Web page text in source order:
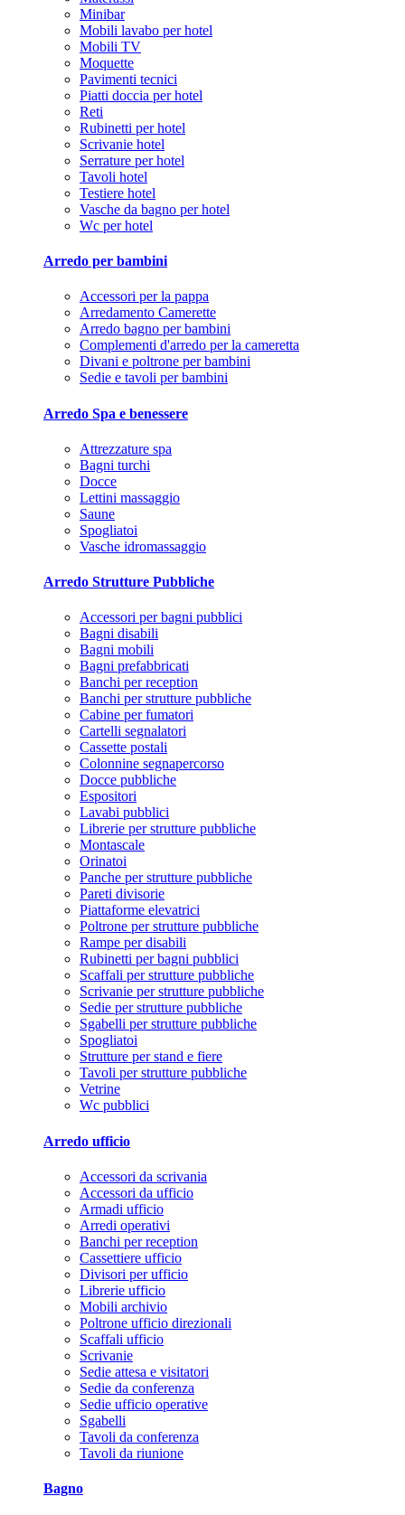
Minibar
Mobili lavabo per hotel
Mobili TV
Moquette
Pavimenti tecnici
Piatti doccia per hotel
Reti
Rubinetti per hotel
Scrivanie hotel
Serrature per hotel
Tavoli hotel
Testiere hotel
Vasche da bagno per hotel
Wc per hotel
Arredo per bambini
Accessori per la pappa
Arredamento Camerette
Arredo bagno per bambini
Complementi d'arredo per la cameretta
Divani e poltrone per bambini
Sedie e tavoli per bambini
Arredo Spa e benessere
Attrezzature spa
Bagni turchi
Docce
Lettini massaggio
Saune
Spogliatoi
Vasche idromassaggio
Arredo Strutture Pubbliche
Accessori per bagni pubblici
Bagni disabili
Bagni mobili
Bagni prefabbricati
Banchi per reception
Banchi per strutture pubbliche
Cabine per fumatori
Cartelli segnalatori
Cassette postali
Colonnine segnapercorso
Docce pubbliche
Espositori
Lavabi pubblici
Librerie per strutture pubbliche
Montascale
Orinatoi
Panche per strutture pubbliche
Pareti divisorie
Piattaforme elevatrici
Poltrone per strutture pubbliche
Rampe per disabili
Rubinetti per bagni pubblici
Scaffali per strutture pubbliche
Scrivanie per strutture pubbliche
Sedie per strutture pubbliche
Sgabelli per strutture pubbliche
Spogliatoi
Strutture per stand e fiere
Tavoli per strutture pubbliche
Vetrine
Wc pubblici
Arredo ufficio
Accessori da scrivania
Accessori da ufficio
Armadi ufficio
Arredi operativi
Banchi per reception
Cassettiere ufficio
Divisori per ufficio
Librerie ufficio
Mobili archivio
Poltrone ufficio direzionali
Scaffali ufficio
Scrivanie
Sedie attesa e visitatori
Sedie da conferenza
Sedie ufficio operative
Sgabelli
Tavoli da conferenza
Tavoli da riunione
Bagno